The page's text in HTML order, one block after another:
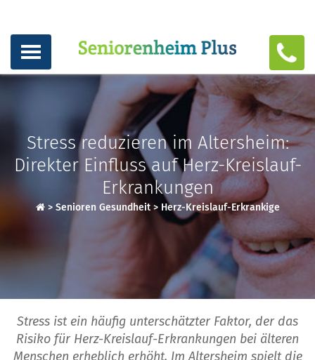
Stress reduzieren im Altersheim:
Direkter Einfluss auf Herz-Kreislauf-
Erkrankungen
> Senioren Gesundheit> Herz-Kreislauf-Erkrankige
Stress ist ein häufig unterschätzter Faktor, der das
Risiko für Herz-Kreislauf-Erkrankungen bei älteren
Menschen erheblich erhöht. Im Altersheim spielt die